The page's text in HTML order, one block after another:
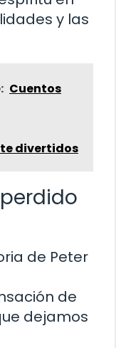
y las
Cuentos
divertidos
de Peter
de
dejamos